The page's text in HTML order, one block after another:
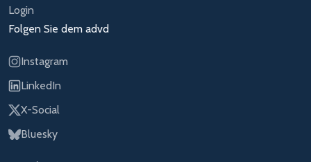
Login
Folgen Sie dem advd
Instagram
LinkedIn
X-Social
Bluesky